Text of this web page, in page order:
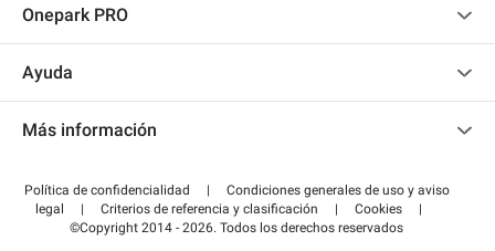
Onepark PRO
Convertirse en colaborador
Acceder a mi área de colaborador
Ayuda
Pagar el aparcamiento FLOW
Más información
Guía de estacionamiento
Política de confidencialidad |
Condiciones generales de uso y aviso
legal
| Criterios de referencia y clasificación | Cookies
|
©Copyright 2014 - 2026. Todos los derechos reservados